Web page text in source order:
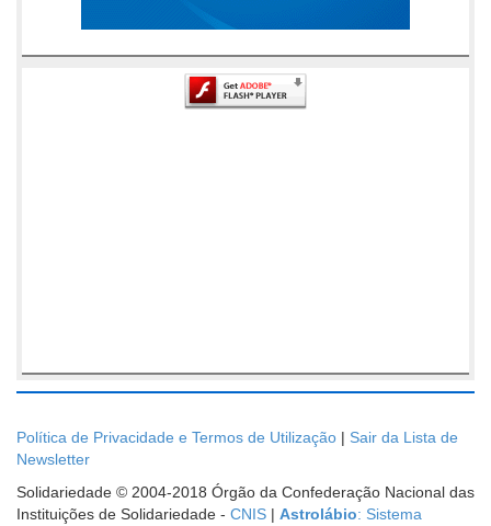
Política de Privacidade e Termos de Utilização | Sair da Lista de
Newsletter
Solidariedade © 2004-2018 Órgão da Confederação Nacional das
Instituições de Solidariedade - CNIS | Astrolábio: Sistema